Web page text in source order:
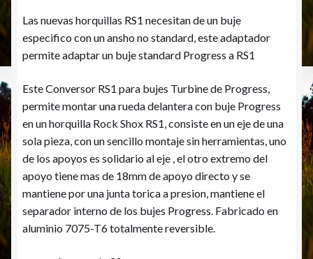
Las nuevas horquillas RS1 necesitan de un buje
especifico con un ansho no standard, este adaptador
permite adaptar un buje standard Progress a RS1
Este Conversor RS1 para bujes Turbine de Progress,
permite montar una rueda delantera con buje Progress
en un horquilla Rock Shox RS1, consiste en un eje de una
sola pieza, con un sencillo montaje sin herramientas, uno
de los apoyos es solidario al eje , el otro extremo del
apoyo tiene mas de 18mm de apoyo directo y se
mantiene por una junta torica a presion, mantiene el
separador interno de los bujes Progress. Fabricado en
aluminio 7075-T6 totalmente reversible.